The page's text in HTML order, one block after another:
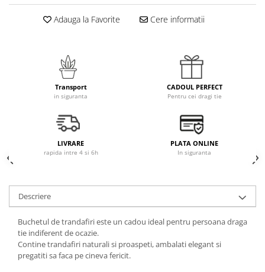
Adauga la Favorite Cere informatii
Transport
in siguranta
CADOUL PERFECT
Pentru cei dragi tie
LIVRARE
rapida intre 4 si 6h
PLATA ONLINE
In siguranta
Descriere
Buchetul de trandafiri este un cadou ideal pentru persoana draga
tie indiferent de ocazie.
Contine trandafiri naturali si proaspeti, ambalati elegant si
pregatiti sa faca pe cineva fericit.